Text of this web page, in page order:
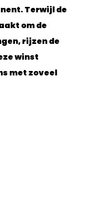
Terwijl de
om de
rijzen de
winst
met zoveel